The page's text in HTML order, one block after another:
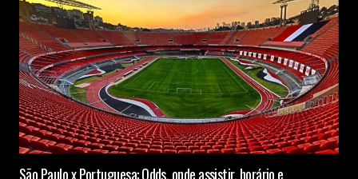
São Paulo x Portuguesa: Odds, onde assistir, horário e